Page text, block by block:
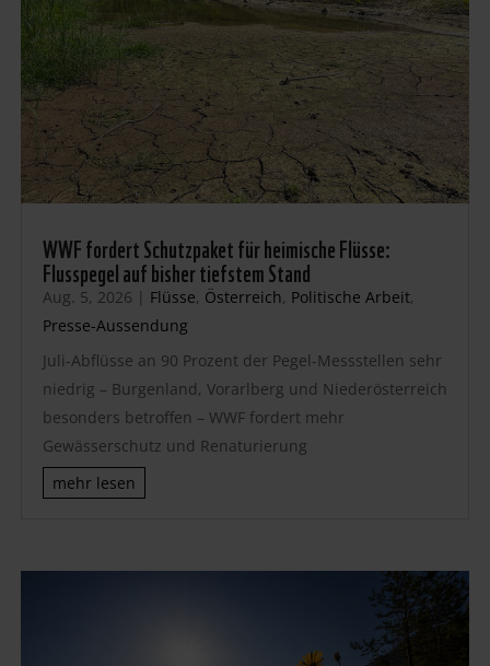
WWF fordert Schutzpaket für heimische Flüsse:
Flusspegel auf bisher tiefstem Stand
Aug. 5, 2026 | Flüsse, Österreich, Politische Arbeit,
Presse-Aussendung
Juli-Abflüsse an 90 Prozent der Pegel-Messstellen sehr
niedrig – Burgenland, Vorarlberg und Niederösterreich
besonders betroffen – WWF fordert mehr
Gewässerschutz und Renaturierung
mehr lesen